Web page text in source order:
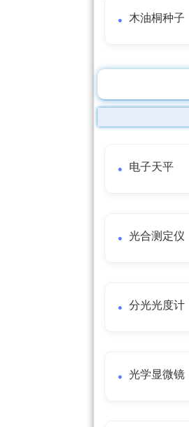
木油桐种子
电子天平
光合测定仪
分光光度计
光学显微镜